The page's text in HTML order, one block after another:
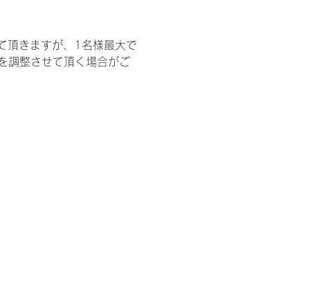
頂きますが、1名様最大で
調整させて頂く場合がご